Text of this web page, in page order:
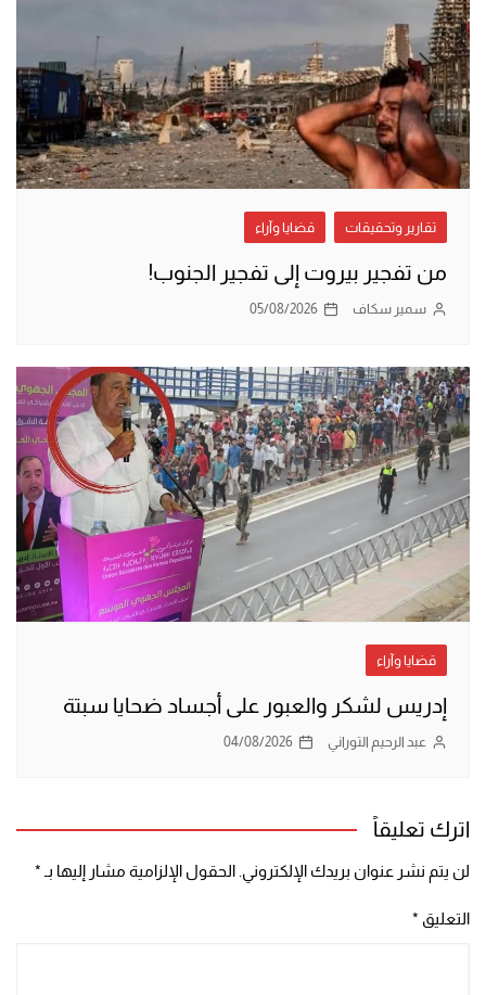
تقارير وتحقيقات قضايا وآراء
من تفجير بيروت إلى تفجير الجنوب!
سمير سكاف 05/08/2026
قضايا وآراء
إدريس لشكر والعبور على أجساد ضحايا سبتة
عبد الرحيم التوراني 04/08/2026
اترك تعليقاً
لن يتم نشر عنوان بريدك الإلكتروني.الحقول الإلزامية مشار إليها بـ *
التعليق *